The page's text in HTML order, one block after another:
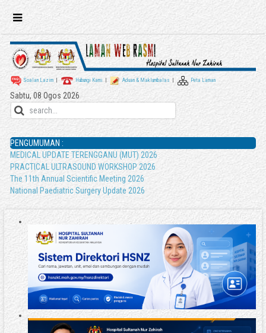
Soalan Lazim Hubungi Kami Aduan & Maklumbalas Peta Laman
Sabtu, 08 Ogos 2026
PENGUMUMAN :
MEDICAL UPDATE TERENGGANU (MUT) 2026
PRACTICAL ULTRASOUND WORKSHOP 2026
The 11th Annual Scientific Meeting 2026
National Paediatric Surgery Update 2026